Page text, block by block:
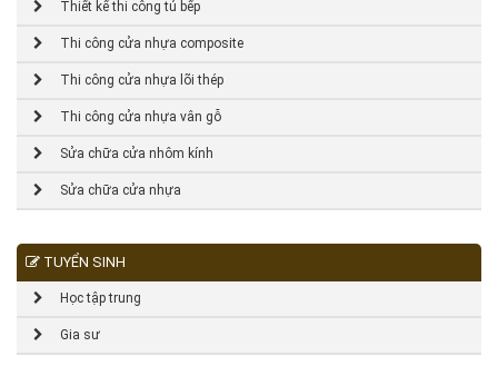
Thiết kế thi công tủ bếp
Thi công cửa nhựa composite
Thi công cửa nhựa lõi thép
Thi công cửa nhựa vân gỗ
Sửa chữa cửa nhôm kính
Sửa chữa cửa nhựa
TUYỂN SINH
Học tập trung
Gia sư